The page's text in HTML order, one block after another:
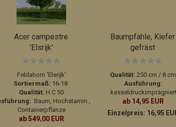
Acer campestre
'Elsrijk'
Feldahorn 'Elsrijk'
Sortiermaß: 16-18
Qualität: H C 50
Baum, Hochstamm ,
Containerpflanze
ab 549,00 EUR
Baumpfähle, Kiefer
gefräst
Qualität: 250 cm / 8 cm
Ausführung:
ab 14,95 EUR
Einzelpreis: 16,95